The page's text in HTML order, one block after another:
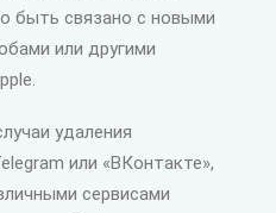
быть связано с новыми
или другими
удаления
или «ВКонтакте»,
сервисами